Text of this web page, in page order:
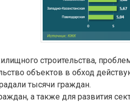
строительства,
объектов в обход
тысячи граждан.
а также для развития